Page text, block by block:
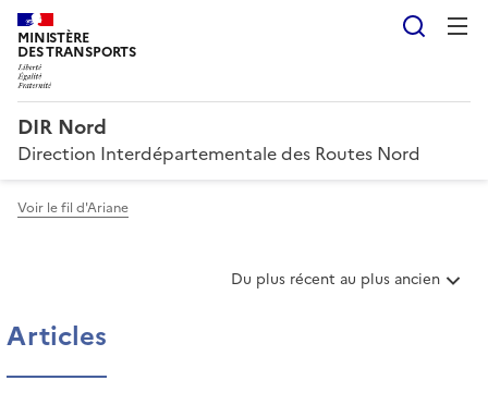
MINISTÈRE
DES TRANSPORTS
DIR Nord
Direction Interdépartementale des Routes Nord
Voir le fil d'Ariane
T
Du plus récent au plus ancien
Articles